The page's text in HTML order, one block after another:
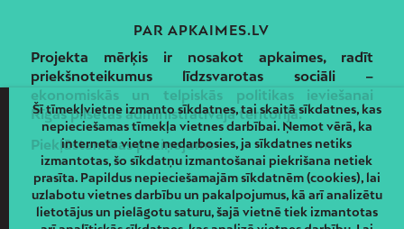
PAR APKAIMES.LV
Projekta mērķis ir nosakot apkaimes, radīt
priekšnoteikumus līdzsvarotas sociāli –
ekonomiskās un telpiskās politikas ieviešanai
Rīgas pilsētas administratīvajā teritorijā.
Piekļūstamības paziņojums
Šī tīmekļvietne izmanto sīkdatnes, tai skaitā sīkdatnes, kas
nepieciešamas tīmekļa vietnes darbībai. Ņemot vērā, ka
interneta vietne nedarbosies, ja sīkdatnes netiks
izmantotas, šo sīkdatņu izmantošanai piekrišana netiek
prasīta. Papildus nepieciešamajām sīkdatnēm (cookies), lai
uzlabotu vietnes darbību un pakalpojumus, kā arī analizētu
lietotājus un pielāgotu saturu, šajā vietnē tiek izmantotas